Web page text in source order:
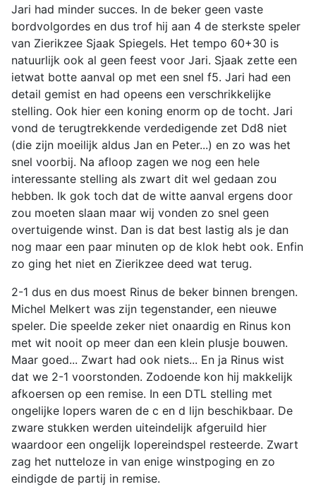
Jari had minder succes. In de beker geen vaste
bordvolgordes en dus trof hij aan 4 de sterkste speler
van Zierikzee Sjaak Spiegels. Het tempo 60+30 is
natuurlijk ook al geen feest voor Jari. Sjaak zette een
ietwat botte aanval op met een snel f5. Jari had een
detail gemist en had opeens een verschrikkelijke
stelling. Ook hier een koning enorm op de tocht. Jari
vond de terugtrekkende verdedigende zet Dd8 niet
(die zijn moeilijk aldus Jan en Peter...) en zo was het
snel voorbij. Na afloop zagen we nog een hele
interessante stelling als zwart dit wel gedaan zou
hebben. Ik gok toch dat de witte aanval ergens door
zou moeten slaan maar wij vonden zo snel geen
overtuigende winst. Dan is dat best lastig als je dan
nog maar een paar minuten op de klok hebt ook. Enfin
zo ging het niet en Zierikzee deed wat terug.
2-1 dus en dus moest Rinus de beker binnen brengen.
Michel Melkert was zijn tegenstander, een nieuwe
speler. Die speelde zeker niet onaardig en Rinus kon
met wit nooit op meer dan een klein plusje bouwen.
Maar goed... Zwart had ook niets... En ja Rinus wist
dat we 2-1 voorstonden. Zodoende kon hij makkelijk
afkoersen op een remise. In een DTL stelling met
ongelijke lopers waren de c en d lijn beschikbaar. De
zware stukken werden uiteindelijk afgeruild hier
waardoor een ongelijk lopereindspel resteerde. Zwart
zag het nutteloze in van enige winstpoging en zo
eindigde de partij in remise.